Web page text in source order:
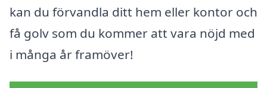
kan du förvandla ditt hem eller kontor och
få golv som du kommer att vara nöjd med
i många år framöver!